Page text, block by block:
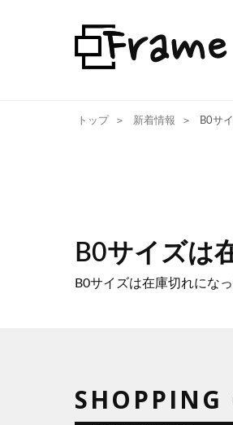
トップ 新着情報 B0サ
B0サイズは
B0サイズは在庫切れにな
SHOPPING